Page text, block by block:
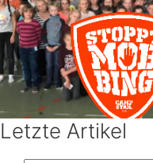
Letzte Artikel